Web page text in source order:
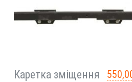
Каретка зміщення